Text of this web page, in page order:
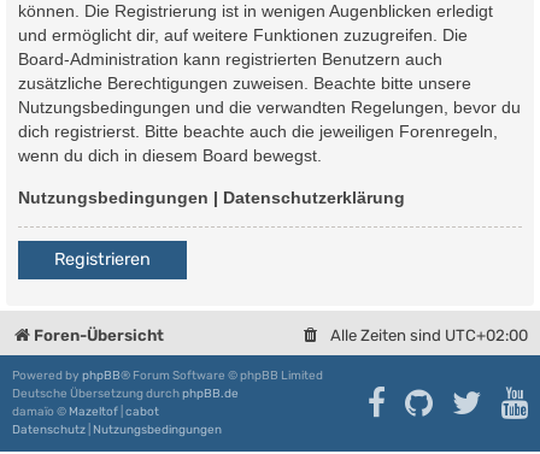
können. Die Registrierung ist in wenigen Augenblicken erledigt
und ermöglicht dir, auf weitere Funktionen zuzugreifen. Die
Board-Administration kann registrierten Benutzern auch
zusätzliche Berechtigungen zuweisen. Beachte bitte unsere
Nutzungsbedingungen und die verwandten Regelungen, bevor du
dich registrierst. Bitte beachte auch die jeweiligen Forenregeln,
wenn du dich in diesem Board bewegst.
Nutzungsbedingungen | Datenschutzerklärung
Registrieren
Foren-Übersicht Alle Zeiten sind UTC+02:00
Powered by phpBB® Forum Software © phpBB Limited
Deutsche Übersetzung durchphpBB.de
damaïo © Mazeltof cabot
Datenschutz Nutzungsbedingungen